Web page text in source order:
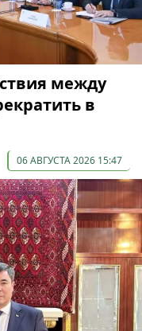
между
в
06 АВГУСТА 2026 15:47